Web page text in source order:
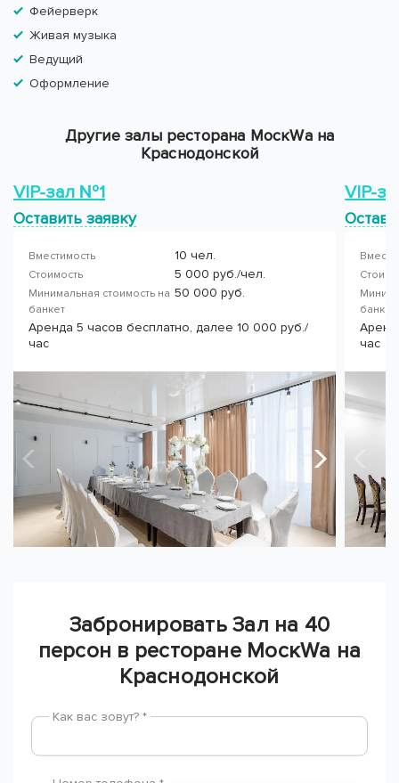
Фейерверк
Живая музыка
Ведущий
Оформление
Другие залы ресторана МоскWа на
Краснодонской
VIP-зал №1
Оставить заявку
Вместимость 10 чел.
Стоимость 5 000 руб./чел.
Минимальная стоимость на
банкет
50 000 руб.
Аренда 5 часов бесплатно, далее 10 000 руб./
час
VIP-
час
Забронировать Зал на 40
персон в ресторане МоскWа на
Краснодонской
Как вас зовут? *